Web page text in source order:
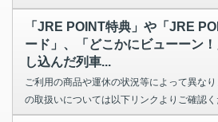
「JRE POINT特典」や「JRE
ード」、「どこかにビューーン
し込んだ列車...
ご利用の商品や運休の状況等によって異な
の取扱いについては以下リンクよりご確認